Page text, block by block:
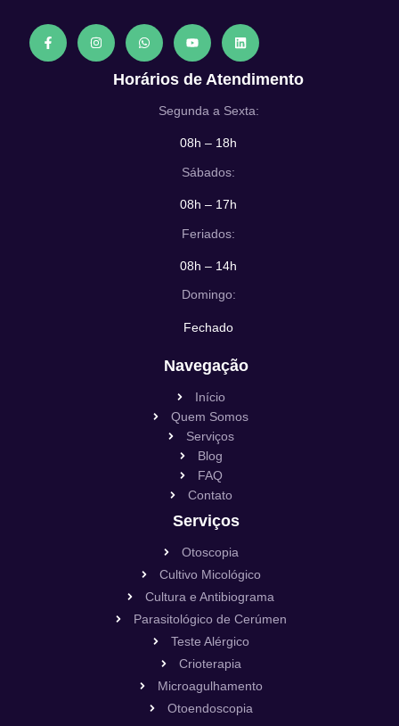
Horários de Atendimento
Segunda a Sexta:
08h – 18h
Sábados:
08h – 17h
Feriados:
08h – 14h
Domingo:
Fechado
Navegação
Início
Quem Somos
Serviços
Blog
FAQ
Contato
Serviços
Otoscopia
Cultivo Micológico
Cultura e Antibiograma
Parasitológico de Cerúmen
Teste Alérgico
Crioterapia
Microagulhamento
Otoendoscopia